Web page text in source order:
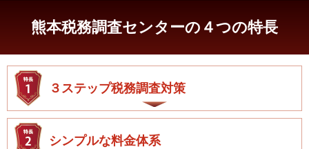
熊本税務調査センターの４つの特長
３ステップ税務調査対策
シンプルな料金体系